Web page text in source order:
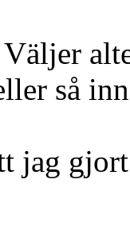
så
jag